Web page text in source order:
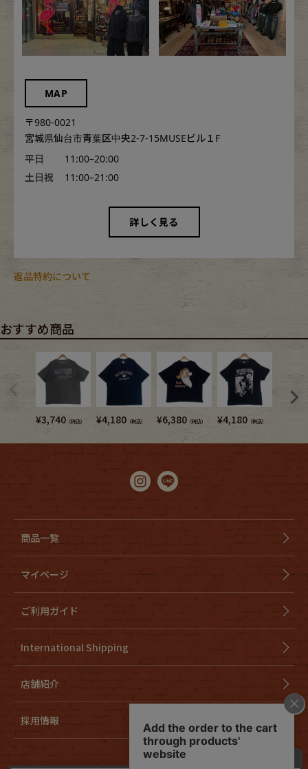
MAP
〒980-0021
宮城県仙台市青葉区中央2-7-15MUSEビル１F
平日
11:00–20:00
土日祝
11:00–21:00
詳しく見る
返品特約について
おすすめ商品
¥3,740 （税込） ¥4,180 （税込） ¥6,380 （税込） ¥4,180 （税込）
商品一覧
マイページ
ご利用ガイド
International Shipping
店舗紹介
採用情報